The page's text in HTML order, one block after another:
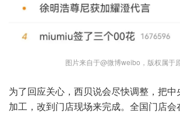
图片来自于@微博weibo，版权属于
为了回应关心，西贝说会尽快调整，把
加工，改到门店现场来完成。全国门店